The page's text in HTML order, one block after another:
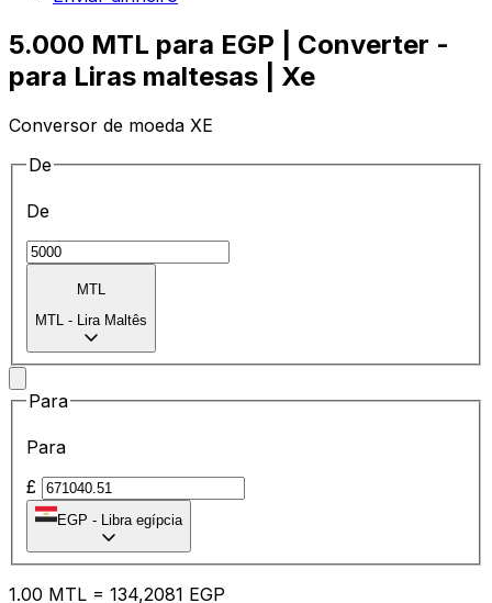
5.000 MTL para EGP | Converter -
para Liras maltesas | Xe
Conversor de moeda XE
De
De
MTL
MTL - Lira Maltês
Para
Para
£
EGP - Libra egípcia
1.00 MTL = 134,2081 EGP